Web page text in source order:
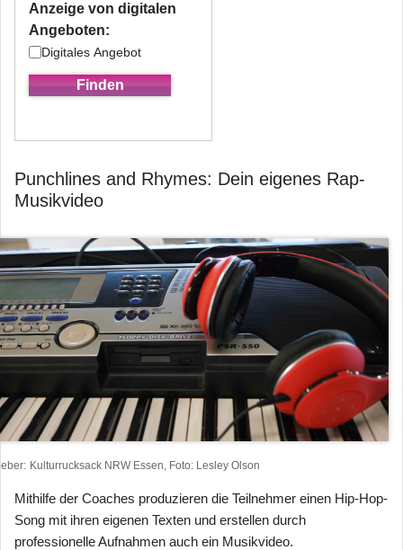
Anzeige von digitalen
Angeboten:
Digitales Angebot
Punchlines and Rhymes: Dein eigenes Rap-
Musikvideo
Kulturrucksack NRW Essen, Foto: Lesley Olson
Mithilfe der Coaches produzieren die Teilnehmer einen Hip-Hop-
Song mit ihren eigenen Texten und erstellen durch
professionelle Aufnahmen auch ein Musikvideo.